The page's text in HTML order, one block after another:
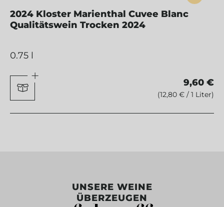
2024 Kloster Marienthal Cuvee Blanc
Qualitätswein Trocken 2024
0.75 l
9,60 €
(12,80 € / 1 Liter)
UNSERE WEINE
ÜBERZEUGEN